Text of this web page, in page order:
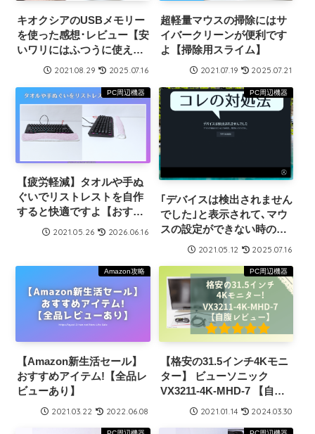
キオクシアのUSBメモリー
を使った感想･レビュー【安
いワリにはふつうに使え
2021.08.29 2025.07.16
超軽量マウスの掃除にはサ
イバークリーンが便利です
よ【掃除用スライム】
2021.07.19 2025.07.21
PC周辺機器
【疲労軽減】タオルや手ぬ
ぐいでリストレストを自作
すると快適ですよ【おすす
2021.05.26 2026.06.16
PC周辺機器
｢デバイスは検出されません
でした｣と表示されて､マウ
スの設定ができない時の対
2021.05.12 2025.07.16
Amazon攻略
【Amazon新生活セール】
おすすめアイテム!【全品レ
ビューあり】
2021.03.22 2022.06.08
PC周辺機器
【格安の31.5インチ4Kモニ
ター】 ビューソニック
VX3211-4K-MHD-7 【自腹
レビュー】2021.01.14 2024.03.30